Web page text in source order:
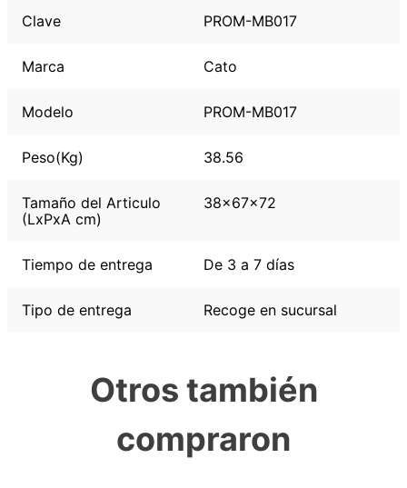
Clave PROM-MB017
Marca Cato
Modelo PROM-MB017
Peso(Kg) 38.56
Tamaño del Articulo
(LxPxA cm)
38x67x72
Tiempo de entrega De 3 a 7 días
Tipo de entrega Recoge en sucursal
Otros también
compraron